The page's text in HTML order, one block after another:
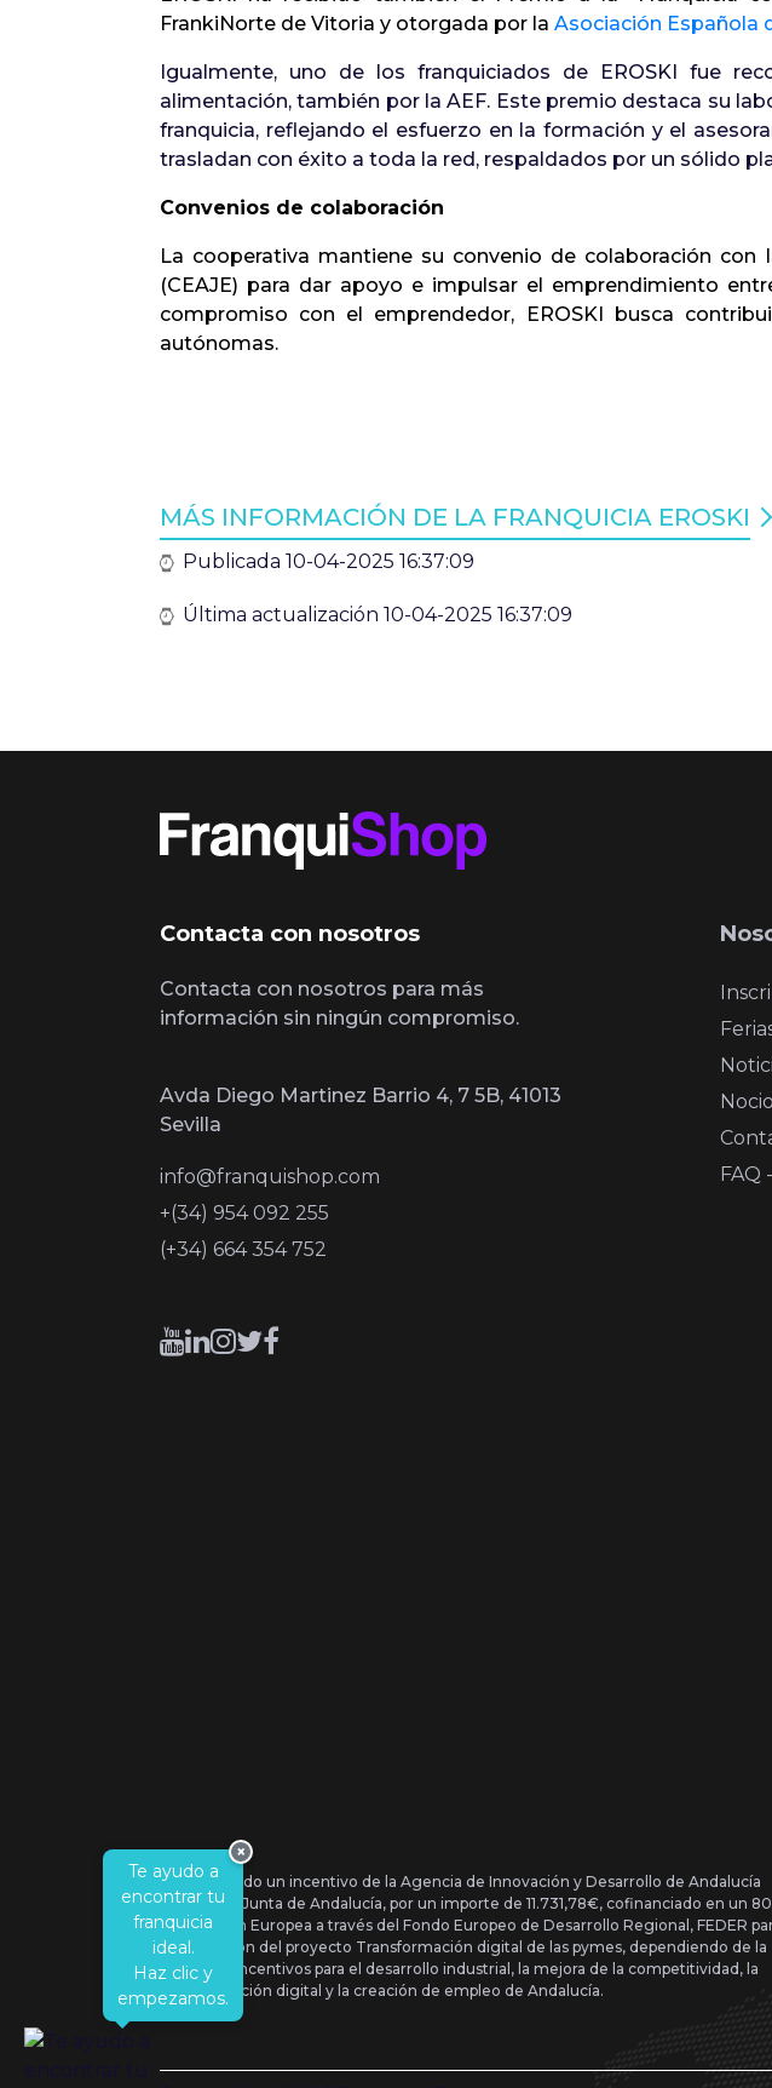
FrankiNorte de Vitoria y otorgada por la Asociación Española
Igualmente, uno de los franquiciados de EROSKI fue
alimentación, también por la AEF. Este premio destaca su
franquicia, reflejando el esfuerzo en la formación y el
trasladan con éxito a toda la red, respaldados por un sólido
Convenios de colaboración
La cooperativa mantiene su convenio de colaboración con
(CEAJE) para dar apoyo e impulsar el emprendimiento
compromiso con el emprendedor, EROSKI busca
autónomas.
MÁS INFORMACIÓN DE LA FRANQUICIA EROSKI
Publicada 10-04-2025 16:37:09
Última actualización 10-04-2025 16:37:09
Contacta con nosotros
Contacta con nosotros para más
información sin ningún compromiso.
Avda Diego Martinez Barrio 4, 7 5B, 41013
Sevilla
info@franquishop.com
+(34) 954 092 255
(+34) 664 354 752
FAQ
Se ha recibido un incentivo de la Agencia de Innovación y Desarrollo de Andalucía
IDEA, de la Junta de Andalucía, por un importe de 11.731,78€, cofinanciado en un
por la Unión Europea a través del Fondo Europeo de Desarrollo Regional, FEDER
la realización del proyecto Transformación digital de las pymes, dependiendo de la
Orden de Incentivos para el desarrollo industrial, la mejora de la competitividad, la
transformación digital y la creación de empleo de Andalucía.
Te ayudo a
encontrar tu
franquicia
ideal.
Haz clic y
empezamos.
×